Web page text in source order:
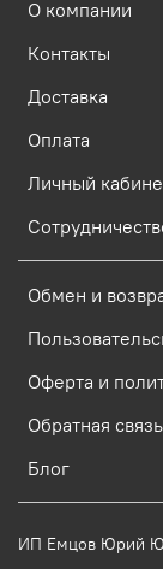
О компании
Контакты
Доставка
Оплата
Личный
Обмен и
Оферта и
Обратная связь
Блог
ИП Емцов Юрий